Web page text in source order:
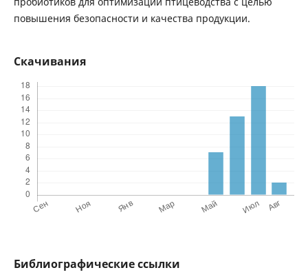
повышения безопасности и качества продукции.
Скачивания
Библиографические ссылки